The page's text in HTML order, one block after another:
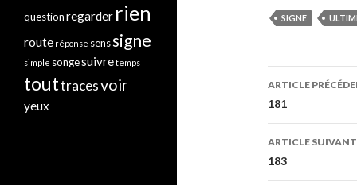
SIGNE
des
articles
ARTICLE
181
ARTICLE SUIVANT
183
questionregarder rien
route réponse senssigne
simple songesuivretemps
touttracesvoir
yeux